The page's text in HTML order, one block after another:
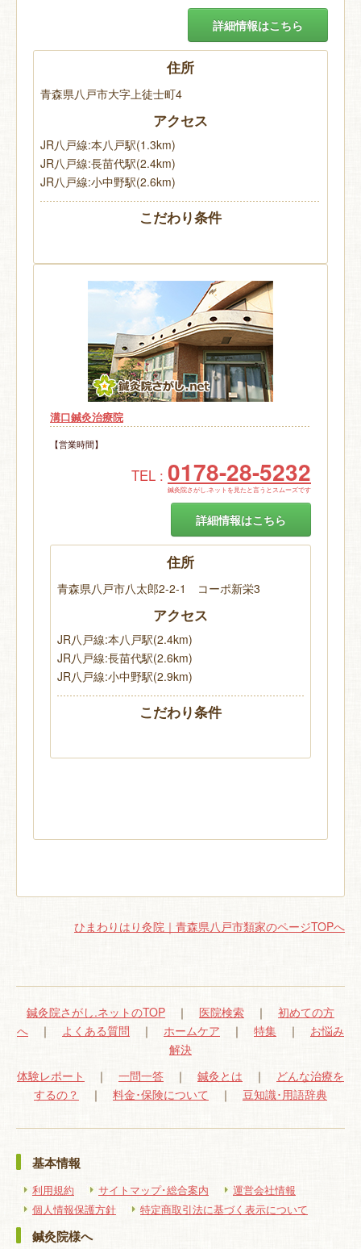
詳細情報はこちら
住所
青森県八戸市大字上徒士町4
アクセス
JR八戸線:本八戸駅(1.3km)
JR八戸線:長苗代駅(2.4km)
JR八戸線:小中野駅(2.6km)
こだわり条件
溝口鍼灸治療院
【営業時間】
TEL : 0178-28-5232
鍼灸院さがし.ネットを見たと言うとスムーズです
詳細情報はこちら
住所
青森県八戸市八太郎2-2-1 コーポ新栄3
アクセス
JR八戸線:本八戸駅(2.4km)
JR八戸線:長苗代駅(2.6km)
JR八戸線:小中野駅(2.9km)
こだわり条件
ひまわりはり灸院｜青森県八戸市類家のページTOPへ
鍼灸院さがし.ネットのTOP ｜ 医院検索 ｜ 初めての方
へ ｜ よくある質問 ｜ ホームケア ｜ 特集 ｜ お悩み
解決
体験レポート
｜ 一問一答 ｜ 鍼灸とは ｜ どんな治療を
するの？
｜ 料金･保険について ｜ 豆知識･用語辞典
基本情報
利用規約 サイトマップ･総合案内
運営会社情報
個人情報保護方針
特定商取引法に基づく表示について
鍼灸院様へ